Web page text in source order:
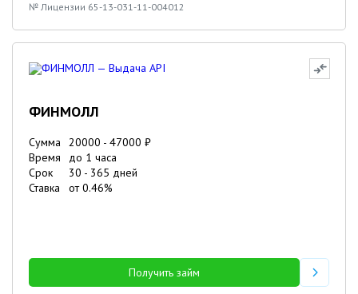
№ Лицензии 65-13-031-11-004012
ФИНМОЛЛ
Сумма 20000 - 47000 ₽
Время
до 1 часа
Срок
30 - 365 дней
Ставка
от0.46%
Получить займ